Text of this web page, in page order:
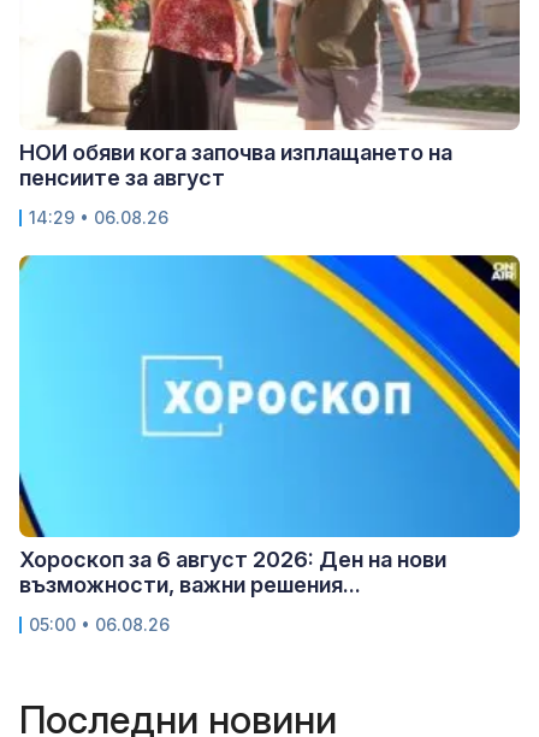
НОИ обяви кога започва изплащането на
пенсиите за август
14:29 • 06.08.26
Хороскоп за 6 август 2026: Ден на нови
възможности, важни решения...
05:00 • 06.08.26
Последни новини